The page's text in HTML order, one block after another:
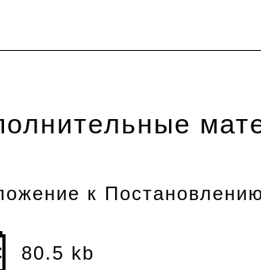
к
80.5 kb